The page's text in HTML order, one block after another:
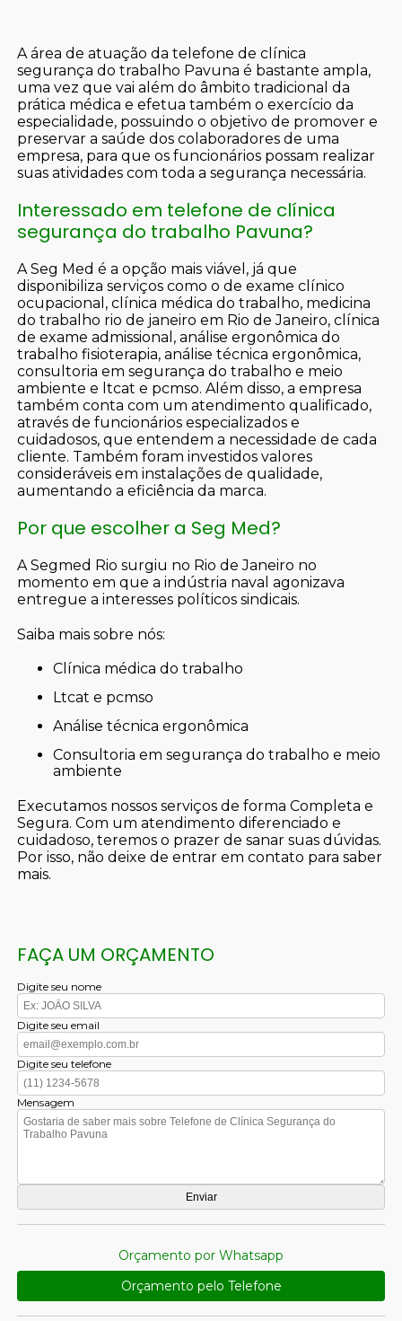
A área de atuação da telefone de clínica
segurança do trabalho Pavuna é bastante ampla,
uma vez que vai além do âmbito tradicional da
prática médica e efetua também o exercício da
especialidade, possuindo o objetivo de promover e
preservar a saúde dos colaboradores de uma
empresa, para que os funcionários possam realizar
suas atividades com toda a segurança necessária.
Interessado em telefone de clínica
segurança do trabalho Pavuna?
A Seg Med é a opção mais viável, já que
disponibiliza serviços como o de exame clínico
ocupacional, clínica médica do trabalho, medicina
do trabalho rio de janeiro em Rio de Janeiro, clínica
de exame admissional, análise ergonômica do
trabalho fisioterapia, análise técnica ergonômica,
consultoria em segurança do trabalho e meio
ambiente e ltcat e pcmso. Além disso, a empresa
também conta com um atendimento qualificado,
através de funcionários especializados e
cuidadosos, que entendem a necessidade de cada
cliente. Também foram investidos valores
consideráveis em instalações de qualidade,
aumentando a eficiência da marca.
Por que escolher a Seg Med?
A Segmed Rio surgiu no Rio de Janeiro no
momento em que a indústria naval agonizava
entregue a interesses políticos sindicais.
Saiba mais sobre nós:
clínica médica do trabalho
ltcat e pcmso
análise técnica ergonômica
consultoria em segurança do trabalho e meio
ambiente
Executamos nossos serviços de forma Completa e
Segura. Com um atendimento diferenciado e
cuidadoso, teremos o prazer de sanar suas dúvidas.
Por isso, não deixe de entrar em contato para saber
mais.
FAÇA UM ORÇAMENTO
Digite seu nome
Digite seu email
Digite seu telefone
Mensagem
Orçamento por Whatsapp
Orçamento pelo Telefone